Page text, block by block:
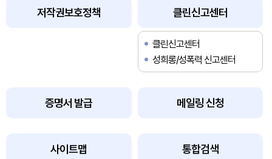
저작권보호정책 클린신고센터
클린신고센터
성희롱/성폭력 신고센터
증명서 발급 메일링 신청
사이트맵 통합검색